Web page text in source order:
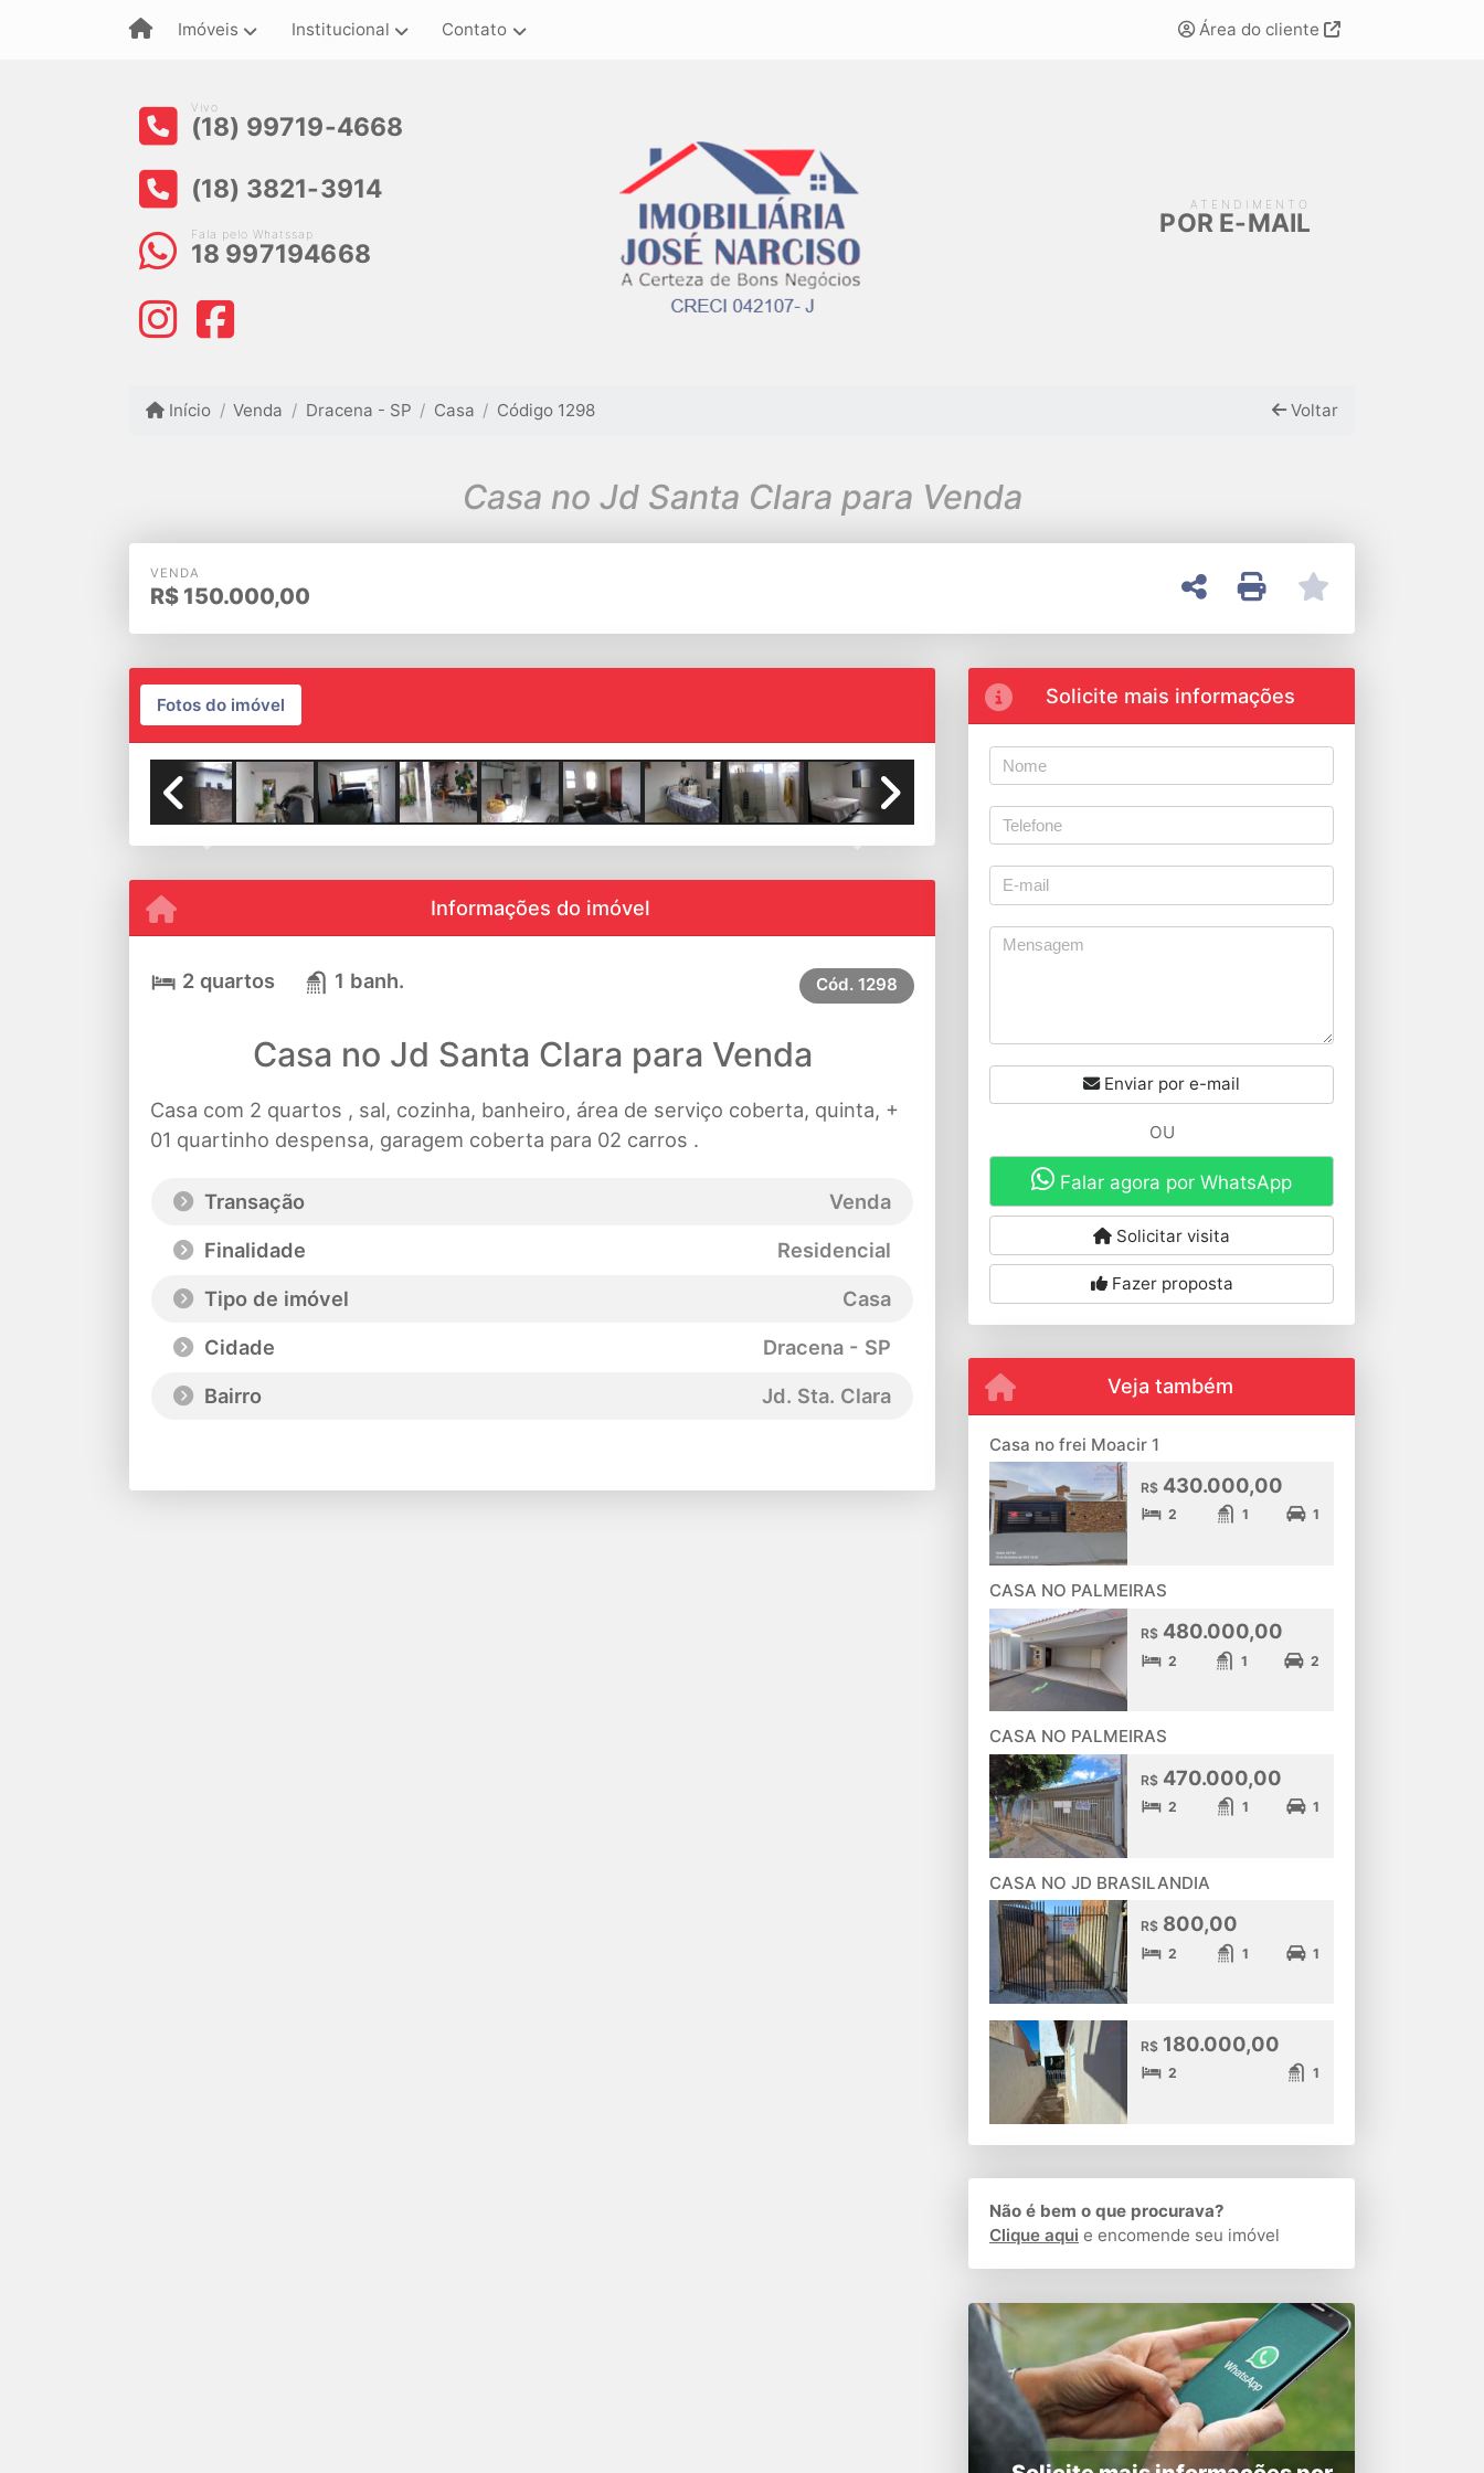
Imóveis Institucional Contato Área do cliente
Vivo
(18) 99719-4668
(18) 3821-3914
Fala pelo Whatssap
18 997194668
ATENDIMENTO
POR E-MAIL
Início Venda Dracena - SP Casa Código 1298 Voltar
Casa no Jd Santa Clara para Venda
VENDA
R$ 150.000,00
Fotos do imóvel
Informações do imóvel
2 quartos 1 banh. Cód. 1298
Casa no Jd Santa Clara para Venda
Casa com 2 quartos , sal, cozinha, banheiro, área de serviço coberta, quinta, +
01 quartinho despensa, garagem coberta para 02 carros .
Transação
Venda
Finalidade
Residencial
Tipo de imóvel
Casa
Cidade
Dracena - SP
Bairro
Jd. Sta. Clara
Solicite mais informações
Enviar por e-mail
OU
Falar agora por WhatsApp
Solicitar visita
Fazer proposta
Veja também
Casa no frei Moacir 1
R$430.000,00
2 1 1
CASA NO PALMEIRAS
R$480.000,00
2 1 2
CASA NO PALMEIRAS
R$470.000,00
2 1 1
CASA NO JD BRASILANDIA
R$800,00
2 1 1
R$180.000,00
2 1
Não é bem o que procurava?
Clique aqui e encomende seu imóvel